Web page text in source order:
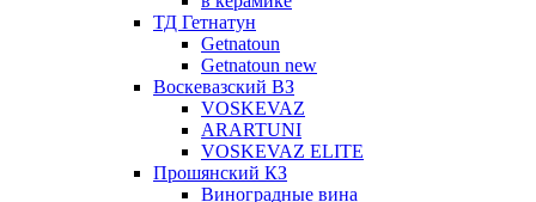
ТД Гетнатун
Getnatoun
Getnatoun new
Воскевазский ВЗ
VOSKEVAZ
ARARTUNI
VOSKEVAZ ELITE
Прошянский КЗ
Виноградные вина